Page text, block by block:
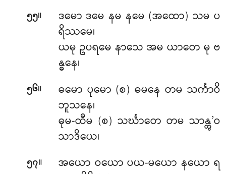
၅၅။
ဒမော ဒမေ နမ နမေ (အထော) သမ ပ
ရိဿမေ၊
ယမု ဥပရမေ နာသေ အမ ယာတေ မု ဗ
န္ဓနေ၊
၅၆။
ဓမော ပုမော (စ) ဓမနေ တမ သင်္ကာဝိ
ဘူသနေ၊
ဓုမ-ထီမ (စ) သင်္ဃာတေ တမ သာန္တွ’ဝ
သာဒိယေ၊
၅၇။
အယော ဝယော ပယ-မယော နယော ရ